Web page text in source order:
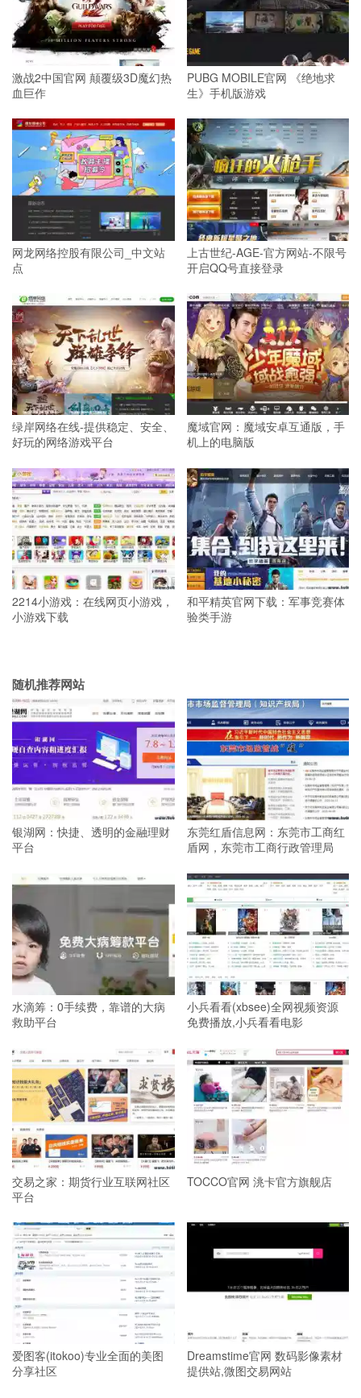
激战2中国官网 颠覆级3D魔幻热
血巨作
PUBG MOBILE官网 《绝地求
生》手机版游戏
网龙网络控股有限公司_中文站
点
上古世纪-AGE-官方网站-不限号
开启QQ号直接登录
绿岸网络在线-提供稳定、安全、
好玩的网络游戏平台
魔域官网：魔域安卓互通版，手
机上的电脑版
2214小游戏：在线网页小游戏，
小游戏下载
和平精英官网下载：军事竞赛体
验类手游
随机推荐网站
银湖网：快捷、透明的金融理财
平台
东莞红盾信息网：东莞市工商红
盾网，东莞市工商行政管理局
水滴筹：0手续费，靠谱的大病
救助平台
小兵看看(xbsee)全网视频资源
免费播放,小兵看看电影
交易之家：期货行业互联网社区
平台
TOCCO官网 洮卡官方旗舰店
爱图客(itokoo)专业全面的美图
分享社区
Dreamstime官网 数码影像素材
提供站,微图交易网站